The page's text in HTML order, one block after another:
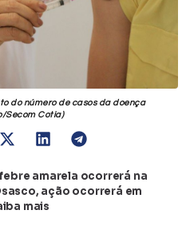
do número de casos da doença
Secom Cotia)
amarela ocorrerá na
ação ocorrerá em
mais